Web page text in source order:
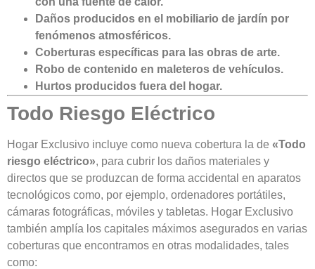
Daños producidos en el mobiliario de jardín por
fenómenos atmosféricos.
Coberturas específicas para las obras de arte.
Robo de contenido en maleteros de vehículos.
Hurtos producidos fuera del hogar.
Todo Riesgo Eléctrico
Hogar Exclusivo incluye como nueva cobertura la de «Todo
riesgo eléctrico», para cubrir los daños materiales y
directos que se produzcan de forma accidental en aparatos
tecnológicos como, por ejemplo, ordenadores portátiles,
cámaras fotográficas, móviles y tabletas. Hogar Exclusivo
también amplía los capitales máximos asegurados en varias
coberturas que encontramos en otras modalidades, tales
como: